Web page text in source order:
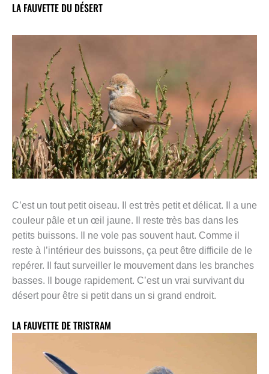
LA FAUVETTE DU DÉSERT
C’est un tout petit oiseau. Il est très petit et délicat. Il a une
couleur pâle et un œil jaune. Il reste très bas dans les
petits buissons. Il ne vole pas souvent haut. Comme il
reste à l’intérieur des buissons, ça peut être difficile de le
repérer. Il faut surveiller le mouvement dans les branches
basses. Il bouge rapidement. C’est un vrai survivant du
désert pour être si petit dans un si grand endroit.
LA FAUVETTE DE TRISTRAM